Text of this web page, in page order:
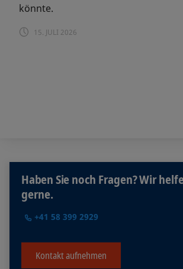
könnte.
15. JULI 2026
Haben Sie noch Fragen? Wir
gerne.
+41 58 399 2929
Kontakt aufnehmen